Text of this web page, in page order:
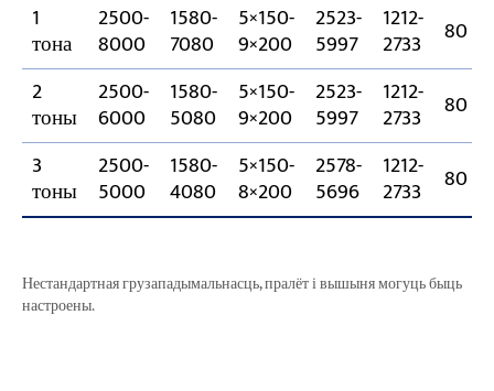
1
тона
2500-
8000
1580-
7080
5×150-
9×200
2523-
5997
1212-
2733
80
2
тоны
2500-
6000
1580-
5080
5×150-
9×200
2523-
5997
1212-
2733
80
3
тоны
2500-
5000
1580-
4080
5×150-
8×200
2578-
5696
1212-
2733 80
Нестандартная грузападымальнасць, пралёт і вышыня могуць быць
настроены.